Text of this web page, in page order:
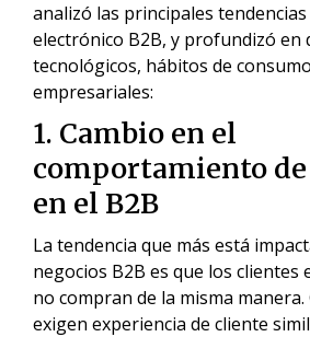
analizó las principales
electrónico B2B, y profundizó en
tecnológicos, hábitos de
empresariales:
1. Cambio en el
comportamiento
en el B2B
La tendencia que más está
negocios B2B es que los clientes
no compran de la misma manera.
exigen experiencia de cliente